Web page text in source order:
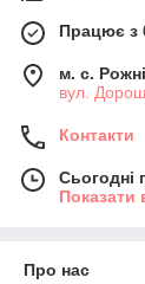
Працює з
м. с.
вул.
Контакти
Сьогодні
Показати
Про нас